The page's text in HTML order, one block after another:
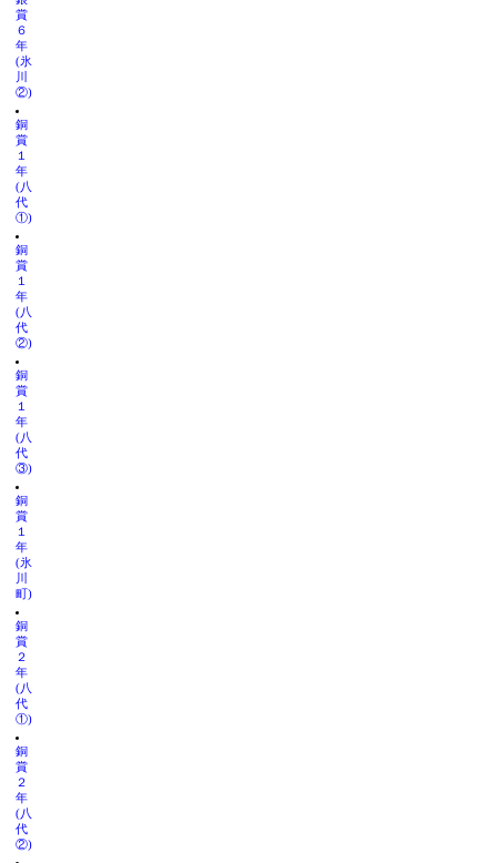
賞
６
年
(氷
川
②)
銅
賞
１
年
(八
代
①)
銅
賞
１
年
(八
代
②)
銅
賞
１
年
(八
代
③)
銅
賞
１
年
(氷
川
町)
銅
賞
２
年
(八
代
①)
銅
賞
２
年
(八
代
②)